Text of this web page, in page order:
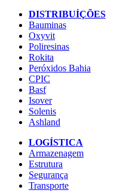
DISTRIBUÍÇÕES
Bauminas
Oxyvit
Poliresinas
Rokita
Peróxidos Bahia
CPIC
Basf
Isover
Solenis
Ashland
LOGÍSTICA
Armazenagem
Estrutura
Segurança
Transporte